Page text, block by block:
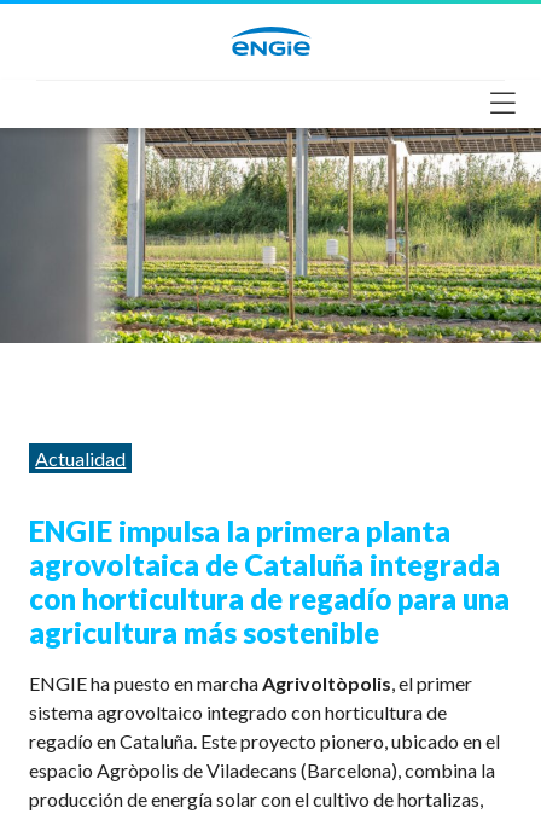
Categorías
Actualidad
ENGIE impulsa la primera planta
agrovoltaica de Cataluña integrada
con horticultura de regadío para una
agricultura más sostenible
ENGIE ha puesto en marchaAgrivoltòpolis, el primer
sistema agrovoltaico integrado con horticultura de
regadío en Cataluña. Este proyecto pionero, ubicado en el
espacio Agròpolis de Viladecans (Barcelona), combina la
producción de energía solar con el cultivo de hortalizas,